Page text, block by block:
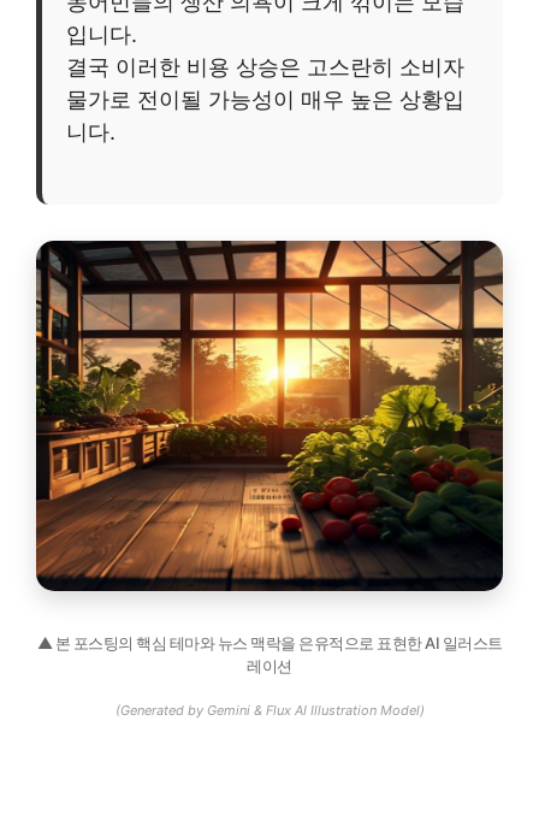
입니다.
결국 이러한 비용 상승은 고스란히 소비자
물가로 전이될 가능성이 매우 높은 상황입
니다.
▲ 본 포스팅의 핵심 테마와 뉴스 맥락을 은유적으로 표현한 AI 일러스트
레이션
(Generated by Gemini & Flux AI Illustration Model)